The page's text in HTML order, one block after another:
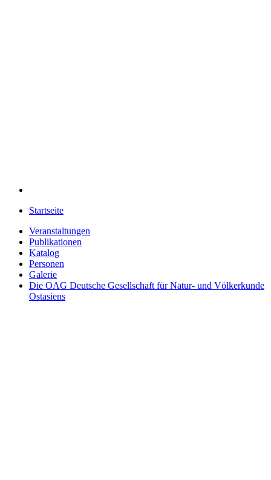
Startseite
Veranstaltungen
Publikationen
Katalog
Personen
Galerie
Die OAG Deutsche Gesellschaft für Natur- und Völkerkunde
Ostasiens